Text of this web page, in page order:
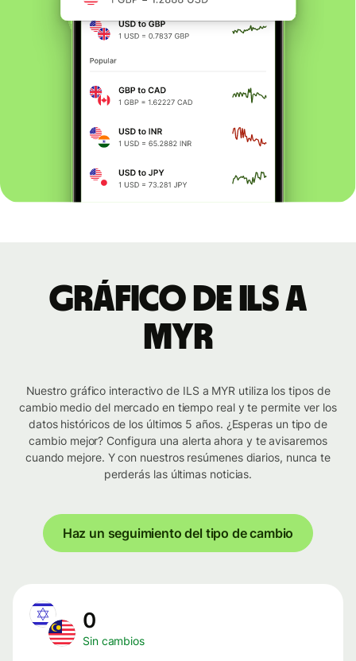
Gráfico de ILS a
MYR
Nuestro gráfico interactivo de ILS a MYR utiliza los tipos de
cambio medio del mercado en tiempo real y te permite ver los
datos históricos de los últimos 5 años. ¿Esperas un tipo de
cambio mejor? Configura una alerta ahora y te avisaremos
cuando mejore. Y con nuestros resúmenes diarios, nunca te
perderás las últimas noticias.
Haz un seguimiento del tipo de cambio
0
Sin cambios